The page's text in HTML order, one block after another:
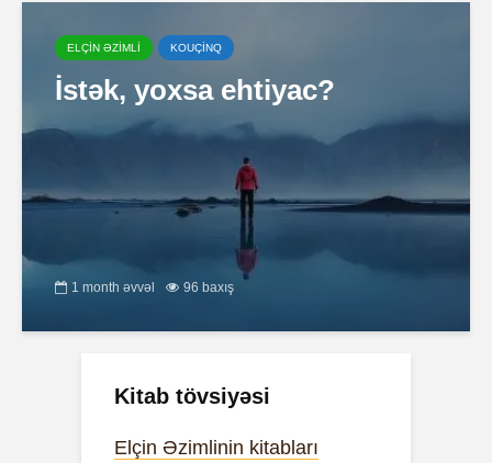
ELÇİN ƏZİMLİ KOUÇİNQ
İstək, yoxsa ehtiyac?
1 month əvvəl 96 baxış
Kitab tövsiyəsi
Elçin Əzimlinin kitabları